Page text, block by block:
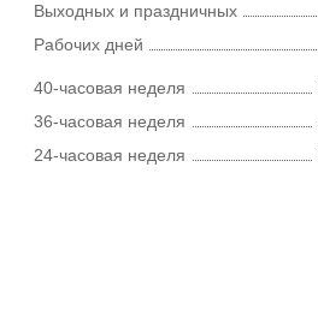
Выходных и праздничных
Рабочих дней
40-часовая неделя
36-часовая неделя
24-часовая неделя